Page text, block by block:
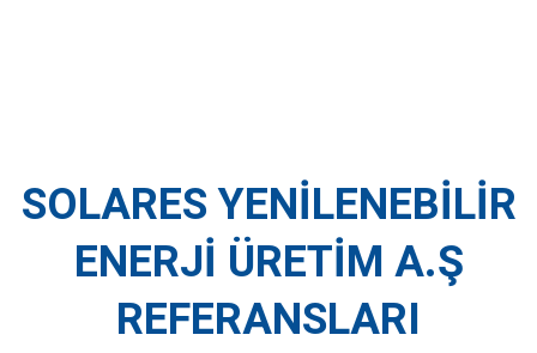
SOLARES YENILENEBILIR
ENERJI ÜRETIM A.Ş
REFERANSLARI